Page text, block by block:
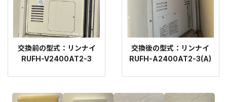
交換前の型式：リンナイ
RUFH-V2400AT2-3
交換後の型式：リンナイ
RUFH-A2400AT2-3(A)